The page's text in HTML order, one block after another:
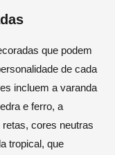
que podem
de cada
incluem a varanda
e ferro, a
cores neutras
tropical, que